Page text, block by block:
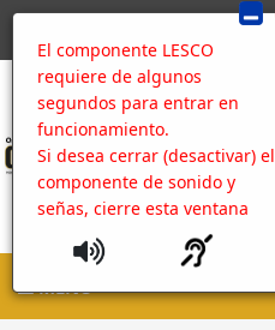
El componente LESCO
requiere de algunos
segundos para entrar en
funcionamiento.
Si desea cerrar (desactivar) el
componente de sonido y
señas, cierre esta ventana
MENU